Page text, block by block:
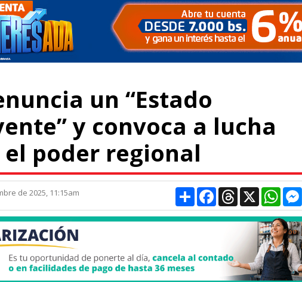
un “Estado
y convoca a lucha
el poder regional
de 2025, 11:15am CompartirFacebookThreads
X